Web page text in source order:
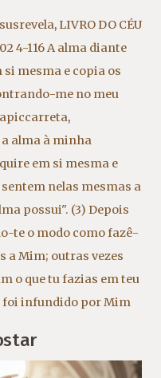
,LIVRO DO CÉU
4-116 A alma diante
mesma e copia os
me no meu
,
alma à minha
em si mesma e
sentem nelas mesmas a
possui". (3) Depois
te o modo como fazê-
a Mim; outras vezes
o que tu fazias em teu
foi infundido por Mim